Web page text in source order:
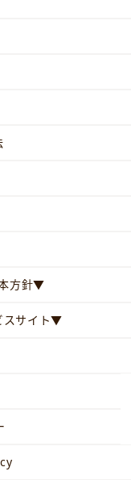
方針▼
スサイト▼